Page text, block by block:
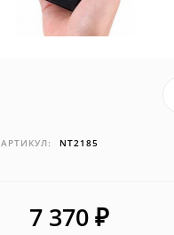
АРТИКУЛ: NT2185
7 370 ₽